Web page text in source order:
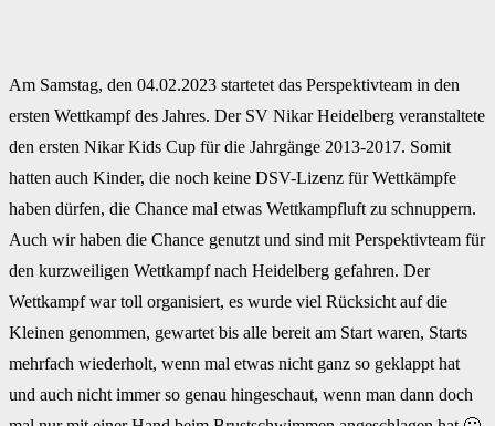
Am Samstag, den 04.02.2023 startetet das Perspektivteam in den
ersten Wettkampf des Jahres. Der SV Nikar Heidelberg veranstaltete
den ersten Nikar Kids Cup für die Jahrgänge 2013-2017. Somit
hatten auch Kinder, die noch keine DSV-Lizenz für Wettkämpfe
haben dürfen, die Chance mal etwas Wettkampfluft zu schnuppern.
Auch wir haben die Chance genutzt und sind mit Perspektivteam für
den kurzweiligen Wettkampf nach Heidelberg gefahren. Der
Wettkampf war toll organisiert, es wurde viel Rücksicht auf die
Kleinen genommen, gewartet bis alle bereit am Start waren, Starts
mehrfach wiederholt, wenn mal etwas nicht ganz so geklappt hat
und auch nicht immer so genau hingeschaut, wenn man dann doch